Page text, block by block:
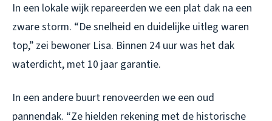
In een lokale wijk repareerden we een plat dak na een
zware storm. “De snelheid en duidelijke uitleg waren
top,” zei bewoner Lisa. Binnen 24 uur was het dak
waterdicht, met 10 jaar garantie.
In een andere buurt renoveerden we een oud
pannendak. “Ze hielden rekening met de historische